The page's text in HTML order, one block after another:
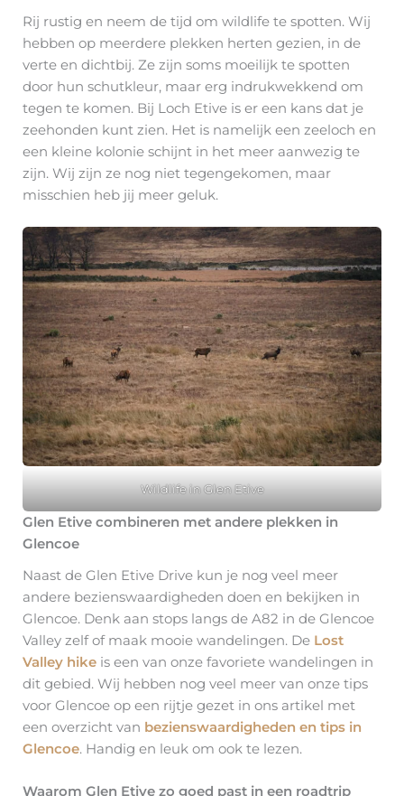
Rij rustig en neem de tijd om wildlife te spotten. Wij
hebben op meerdere plekken herten gezien, in de
verte en dichtbij. Ze zijn soms moeilijk te spotten
door hun schutkleur, maar erg indrukwekkend om
tegen te komen. Bij Loch Etive is er een kans dat je
zeehonden kunt zien. Het is namelijk een zeeloch en
een kleine kolonie schijnt in het meer aanwezig te
zijn. Wij zijn ze nog niet tegengekomen, maar
misschien heb jij meer geluk.
Wildlife in Glen Etive
Glen Etive combineren met andere plekken in
Glencoe
Naast de Glen Etive Drive kun je nog veel meer
andere bezienswaardigheden doen en bekijken in
Glencoe. Denk aan stops langs de A82 in de Glencoe
Valley zelf of maak mooie wandelingen. De Lost
Valley hike is een van onze favoriete wandelingen in
dit gebied. Wij hebben nog veel meer van onze tips
voor Glencoe op een rijtje gezet in ons artikel met
een overzicht van bezienswaardigheden en tips in
Glencoe. Handig en leuk om ook te lezen.
Waarom Glen Etive zo goed past in een roadtrip